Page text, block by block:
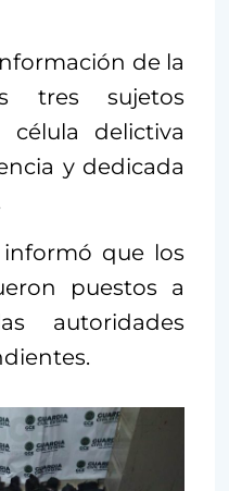
de la
tres sujetos
delictiva
y dedicada
que los
puestos a
autoridades